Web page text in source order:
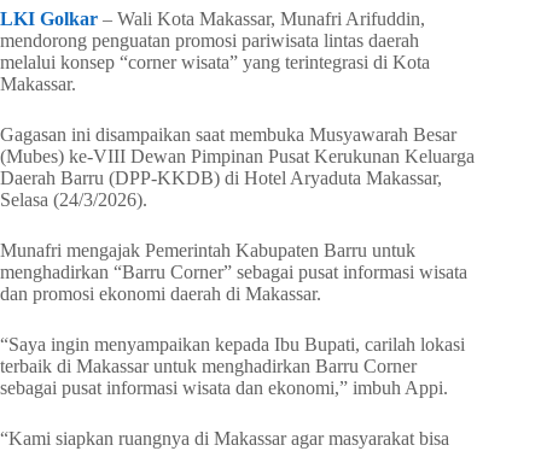
LKI Golkar – Wali Kota Makassar, Munafri Arifuddin,
mendorong penguatan promosi pariwisata lintas daerah
melalui konsep “corner wisata” yang terintegrasi di Kota
Makassar.
Gagasan ini disampaikan saat membuka Musyawarah Besar
(Mubes) ke-VIII Dewan Pimpinan Pusat Kerukunan Keluarga
Daerah Barru (DPP-KKDB) di Hotel Aryaduta Makassar,
Selasa (24/3/2026).
Munafri mengajak Pemerintah Kabupaten Barru untuk
menghadirkan “Barru Corner” sebagai pusat informasi wisata
dan promosi ekonomi daerah di Makassar.
“Saya ingin menyampaikan kepada Ibu Bupati, carilah lokasi
terbaik di Makassar untuk menghadirkan Barru Corner
sebagai pusat informasi wisata dan ekonomi,” imbuh Appi.
“Kami siapkan ruangnya di Makassar agar masyarakat bisa